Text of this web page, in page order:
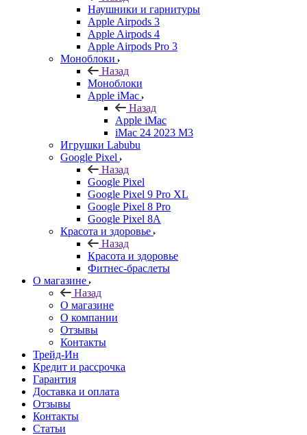
Наушники и гарнитуры
Apple Airpods 3
Apple Airpods 4
Apple Airpods Pro 3
Моноблоки
Назад
Моноблоки
Apple iMac
Назад
Apple iMac
iMac 24 2023 M3
Игрушки Labubu
Google Pixel
Назад
Google Pixel
Google Pixel 9 Pro XL
Google Pixel 8 Pro
Google Pixel 8A
Красота и здоровье
Назад
Красота и здоровье
Фитнес-браслеты
О магазине
Назад
О магазине
О компании
Отзывы
Контакты
Трейд-Ин
Кредит и рассрочка
Гарантия
Доставка и оплата
Отзывы
Контакты
Статьи